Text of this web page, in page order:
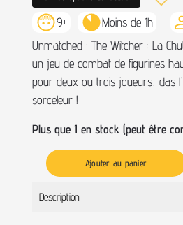
9+ Moins de 1h
Unmatched : The Witcher : La
un jeu de combat de figurines
pour deux ou trois joueurs, das
sorceleur !
Plus que 1 en stock (peut être
Ajouter au panier
Description